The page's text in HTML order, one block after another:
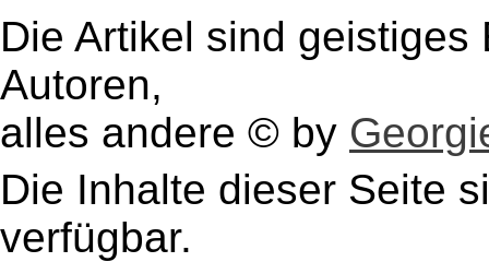
Die Artikel sind
Autoren,
alles andere © by
Die Inhalte dieser Seite
verfügbar.